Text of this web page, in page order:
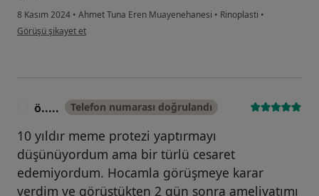
8 Kasım 2024 • Ahmet Tuna Eren Muayenehanesi • Rinoplasti •
kullanıcının görüşüne göre sü...z
Görüşü şikayet et
ö..... Telefon numarası doğrulandı
10 yıldır meme protezi yaptırmayı
düşünüyordum ama bir türlü cesaret
edemiyordum. Hocamla görüşmeye karar
verdim ve görüştükten 2 gün sonra ameliyatımı